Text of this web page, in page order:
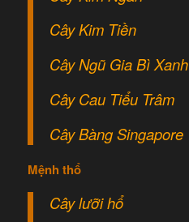
Cây Kim Tiền
Cây Ngũ Gia Bì Xanh
Cây Cau Tiểu Trâm
Cây Bàng Singapore
Mệnh thổ
Cây lưỡi hổ